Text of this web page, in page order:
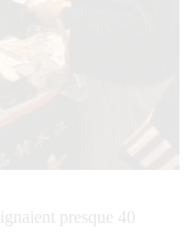
presque 40